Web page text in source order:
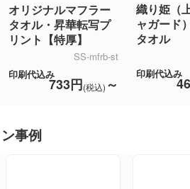
オリジナルマフラー
タオル・昇華転写プ
リント【特厚】
SS-mfrb-st
印刷代込み
733円(税込) ～
織り姫（
ャガード
タオル
印刷代込み
事例